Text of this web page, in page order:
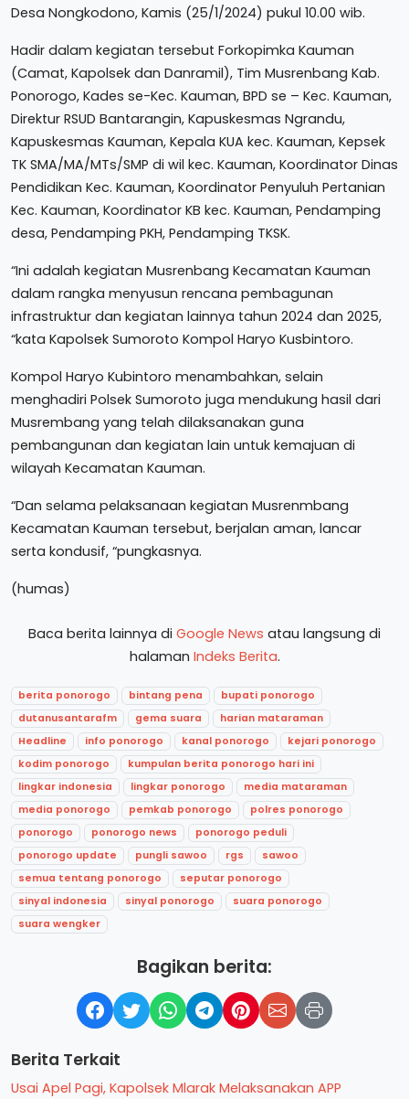
Desa Nongkodono, Kamis (25/1/2024) pukul 10.00 wib.
Hadir dalam kegiatan tersebut Forkopimka Kauman
(Camat, Kapolsek dan Danramil), Tim Musrenbang Kab.
Ponorogo, Kades se-Kec. Kauman, BPD se – Kec. Kauman,
Direktur RSUD Bantarangin, Kapuskesmas Ngrandu,
Kapuskesmas Kauman, Kepala KUA kec. Kauman, Kepsek
TK SMA/MA/MTs/SMP di wil kec. Kauman, Koordinator Dinas
Pendidikan Kec. Kauman, Koordinator Penyuluh Pertanian
Kec. Kauman, Koordinator KB kec. Kauman, Pendamping
desa, Pendamping PKH, Pendamping TKSK.
“Ini adalah kegiatan Musrenbang Kecamatan Kauman
dalam rangka menyusun rencana pembagunan
infrastruktur dan kegiatan lainnya tahun 2024 dan 2025,
“kata Kapolsek Sumoroto Kompol Haryo Kusbintoro.
Kompol Haryo Kubintoro menambahkan, selain
menghadiri Polsek Sumoroto juga mendukung hasil dari
Musrembang yang telah dilaksanakan guna
pembangunan dan kegiatan lain untuk kemajuan di
wilayah Kecamatan Kauman.
“Dan selama pelaksanaan kegiatan Musrenmbang
Kecamatan Kauman tersebut, berjalan aman, lancar
serta kondusif, “pungkasnya.
(humas)
Baca berita lainnya di Google News atau langsung di
halaman Indeks Berita.
berita ponorogo bintang pena
bupati ponorogo
dutanusantarafm
gema suara
harian mataraman
Headline
info ponorogo kanal ponorogo
kejari ponorogo
kodim ponorogo
kumpulan berita ponorogo hari ini
lingkar indonesia
lingkar ponorogo
media mataraman
media ponorogo
pemkab ponorogo
polres ponorogo
ponorogo
ponorogo news
ponorogo peduli
ponorogo update
pungli sawoo rgs
sawoo
semua tentang ponorogo
seputar ponorogo
sinyal indonesia
sinyal ponorogo
suara ponorogo
suara wengker
Bagikan berita:
Berita Terkait
Usai Apel Pagi, Kapolsek Mlarak Melaksanakan APP